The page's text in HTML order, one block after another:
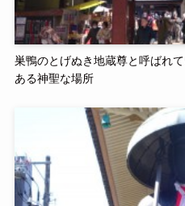
巣鴨のとげぬき地蔵尊と呼ばれ
ある神聖な場所